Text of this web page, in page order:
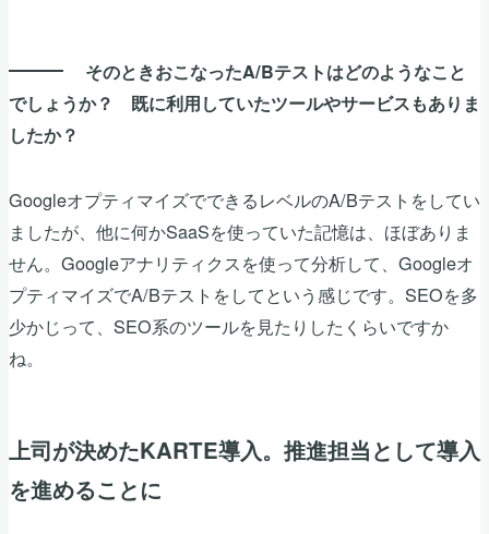
そのときおこなったA/Bテストはどのようなこと
でしょうか？ 既に利用していたツールやサービスもありま
したか？
GoogleオプティマイズでできるレベルのA/Bテストをしてい
ましたが、他に何かSaaSを使っていた記憶は、ほぼありま
せん。Googleアナリティクスを使って分析して、Googleオ
プティマイズでA/Bテストをしてという感じです。SEOを多
少かじって、SEO系のツールを見たりしたくらいですか
ね。
上司が決めたKARTE導入。推進担当として導入
を進めることに